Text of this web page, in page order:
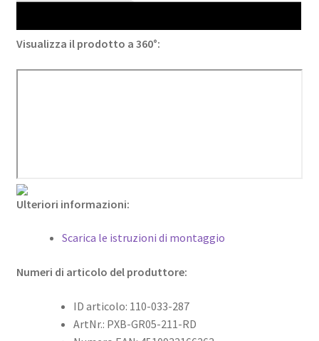
Visualizza il prodotto a 360°:
Ulteriori informazioni:
Scarica le istruzioni di montaggio
Numeri di articolo del produttore:
ID articolo: 110-033-287
ArtNr.: PXB-GR05-211-RD